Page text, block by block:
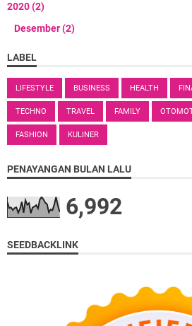
2020(2)
Desember(2)
LABEL
LIFESTYLE BUSINESS HEALTH
TECHNO TRAVEL FAMILY
FASHION KULINER
PENAYANGAN BULAN LALU
6,992
SEEDBACKLINK